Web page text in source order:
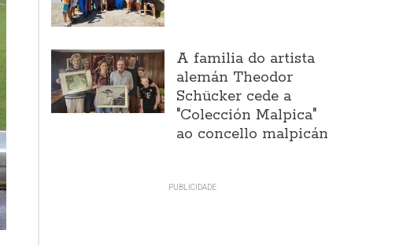
A familia do artista
alemán Theodor
Schücker cede a
"Colección Malpica"
ao concello malpicán